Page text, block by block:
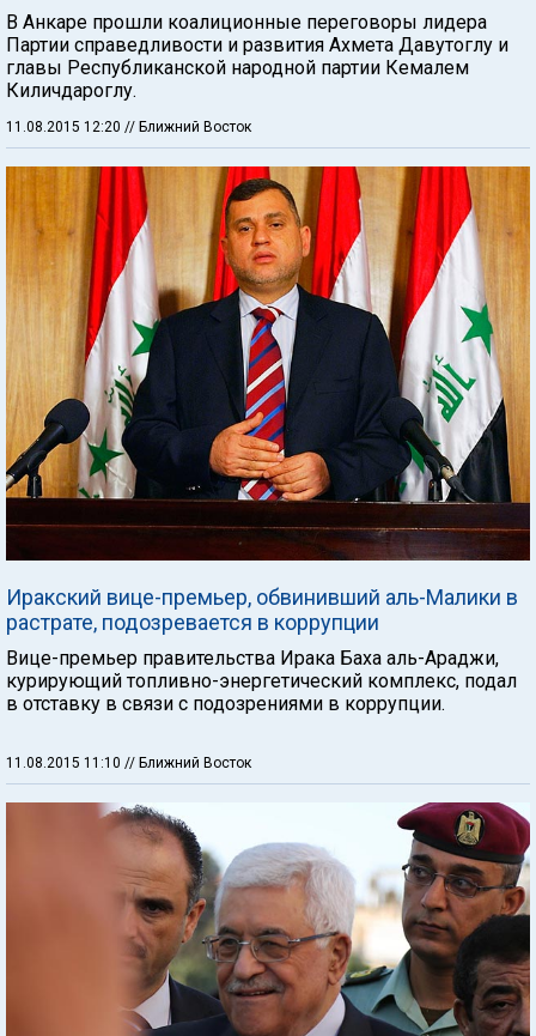
В Анкаре прошли коалиционные переговоры лидера
Партии справедливости и развития Ахмета Давутоглу и
главы Республиканской народной партии Кемалем
Киличдароглу.
11.08.2015 12:20 // Ближний Восток
Иракский вице-премьер, обвинивший аль-Малики в
растрате, подозревается в коррупции
Вице-премьер правительства Ирака Баха аль-Араджи,
курирующий топливно-энергетический комплекс, подал
в отставку в связи с подозрениями в коррупции.
11.08.2015 11:10 // Ближний Восток